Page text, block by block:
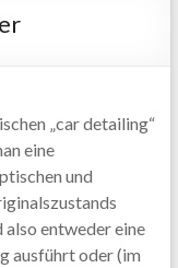
„car detailing“
eine
und
entweder eine
ausführt oder (im